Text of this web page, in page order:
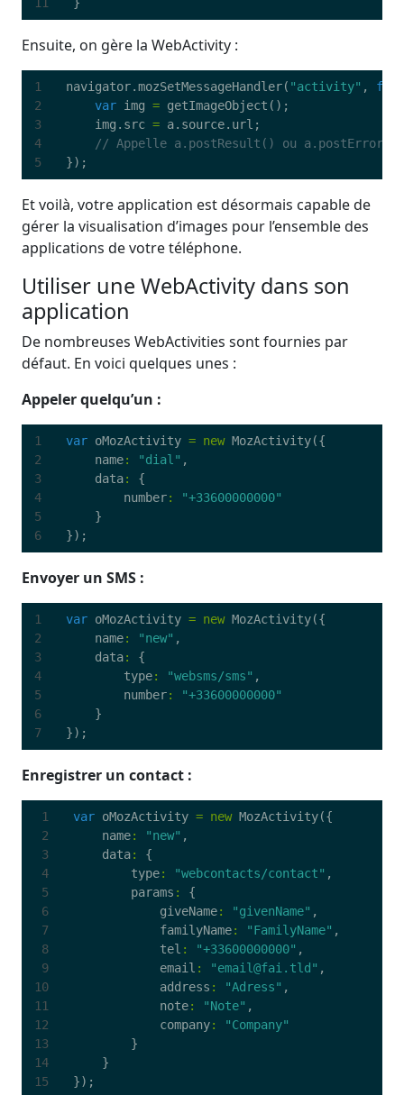
Ensuite, on gère la WebActivity :
4
navigator.mozSetMessageHandler( "activity" ,
var img = getImageObject ();
img . src = a. source. url ;
});
Et voilà, votre application est désormais capable de
gérer la visualisation d’images pour l’ensemble des
applications de votre téléphone.
Utiliser une WebActivity dans son
application
De nombreuses WebActivities sont fournies par
défaut. En voici quelques unes :
Appeler quelqu’un :
4
6
var oMozActivity = new MozActivity({
name: "dial" ,
data:
{
number:
"+33600000000"
}
});
Envoyer un SMS :
4
6
7
var oMozActivity = new MozActivity({
name: "new" ,
data:
{
type: "websms/sms" ,
number:
"+33600000000"
}
});
Enregistrer un contact :
4
6
7
8
9
10
14
var oMozActivity = new MozActivity({
name: "new" ,
data:
{
type: "webcontacts/contact" ,
params :
{
giveName: "givenName" ,
familyName: "FamilyName" ,
tel : "+33600000000" ,
email : "email@fai.tld" ,
address : "Adress" ,
note: "Note" ,
company:
"Company"
}
}
});